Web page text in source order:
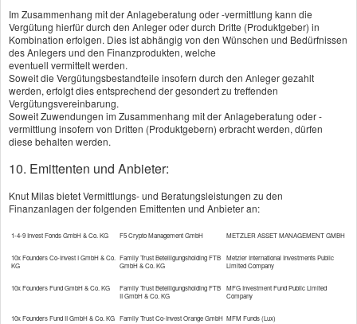
Mehr zum Thema:
·Wer kann sich privat ver­sichern?
·Vergleich zur Gesetzlichen Kranken­ver­si­che­rung
·Faktoren für den PKV-Beitrag und
Alterungsrückstellungen
Vergleich und Angebot Private
Kranken­ver­si­che­rung
Im Zusammenhang mit der Anlageberatung oder -vermittlung kann die
Vergütung hierfür durch den Anleger oder durch Dritte (Produktgeber) in
Kombination erfolgen. Dies ist abhängig von den Wünschen und Bedürfnissen
des Anlegers und den Finanzprodukten, welche
eventuell vermittelt werden.
Soweit die Vergütungsbestandteile insofern durch den Anleger gezahlt
werden, erfolgt dies entsprechend der gesondert zu treffenden
Vergütungsvereinbarung.
Soweit Zuwendungen im Zusammenhang mit der Anlageberatung oder -
vermittlung insofern von Dritten (Produktgebern) erbracht werden, dürfen
diese behalten werden.
10. Emittenten und Anbieter:
Knut Milas bietet Vermittlungs- und Beratungsleistungen zu den
Finanzanlagen der folgenden Emittenten und Anbieter an:
1-4-9 Invest Fonds GmbH & Co. KG F5 Crypto Management GmbH METZLER ASSET MANAGEMENT GMBH
10x Founders Co-Invest I GmbH & Co.
KG
Family Trust Beteiligungsholding FTB
GmbH & Co. KG
Metzler International Investments Public
Limited Company
10x Founders Fund GmbH & Co. KG
Family Trust Beteiligungsholding FTB
II GmbH & Co. KG
MFG Investment Fund Public Limited
Company
10x Founders Fund II GmbH & Co. KG Family Trust Co-Invest Orange GmbH MFM Funds (Lux)